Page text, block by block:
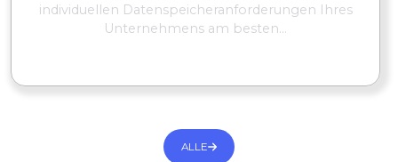
individuellen Datenspeicheranforderungen Ihres
Unternehmens am besten...
ALLE